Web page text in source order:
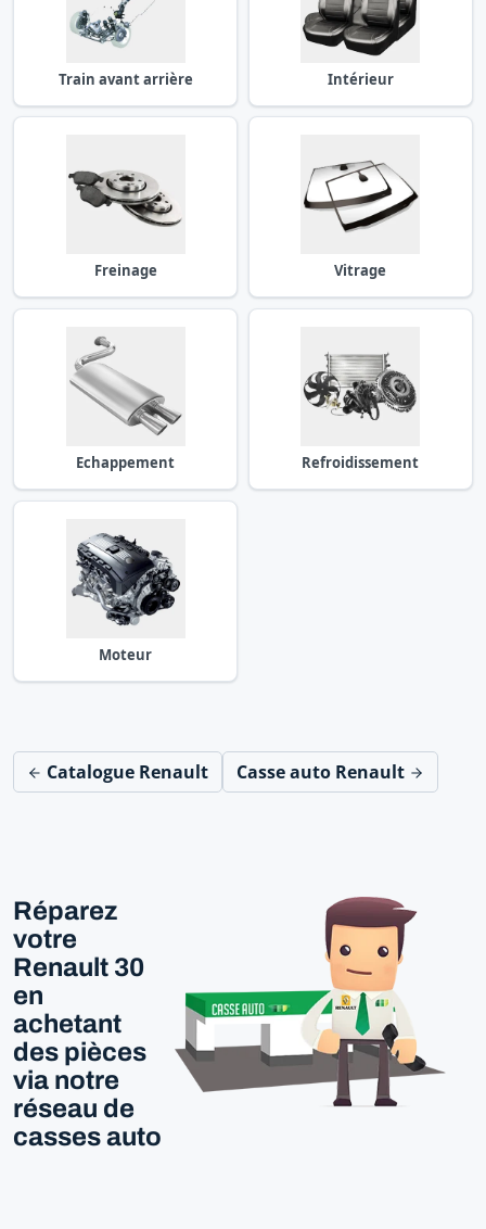
Train avant arrière Intérieur
Freinage Vitrage
Echappement Refroidissement
Moteur
Catalogue Renault Casse auto Renault
Réparez
votre
Renault 30
en
achetant
des pièces
via notre
réseau de
casses auto